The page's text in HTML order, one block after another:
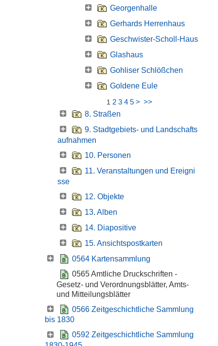
Georgenhalle
Gerhards Herrenhaus
Geschwister-Scholl-Haus
Glashaus
Gohliser Schlößchen
Goldene Eule
1 2 3 4 5 > >>
8. Straßen
9. Stadtgebiets- und Landschafts
aufnahmen
10. Personen
11. Veranstaltungen und Ereigni
sse
12. Objekte
13. Alben
14. Diapositive
15. Ansichtspostkarten
0564 Kartensammlung
0565 Amtliche Druckschriften -
Gesetz- und Verordnungsblätter, Amts-
und Mitteilungsblätter
0566 Zeitgeschichtliche Sammlung
bis 1830
0592 Zeitgeschichtliche Sammlung